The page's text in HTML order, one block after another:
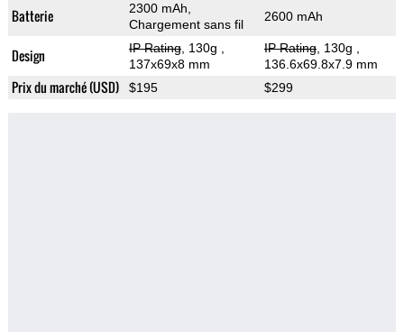
Batterie
2300 mAh,
Chargement sans fil
2600 mAh
Design IP Rating, 130g
137x69x8 mm
IP Rating, 130g
136.6x69.8x7.9 mm
Prix du marché (USD) $195 $299